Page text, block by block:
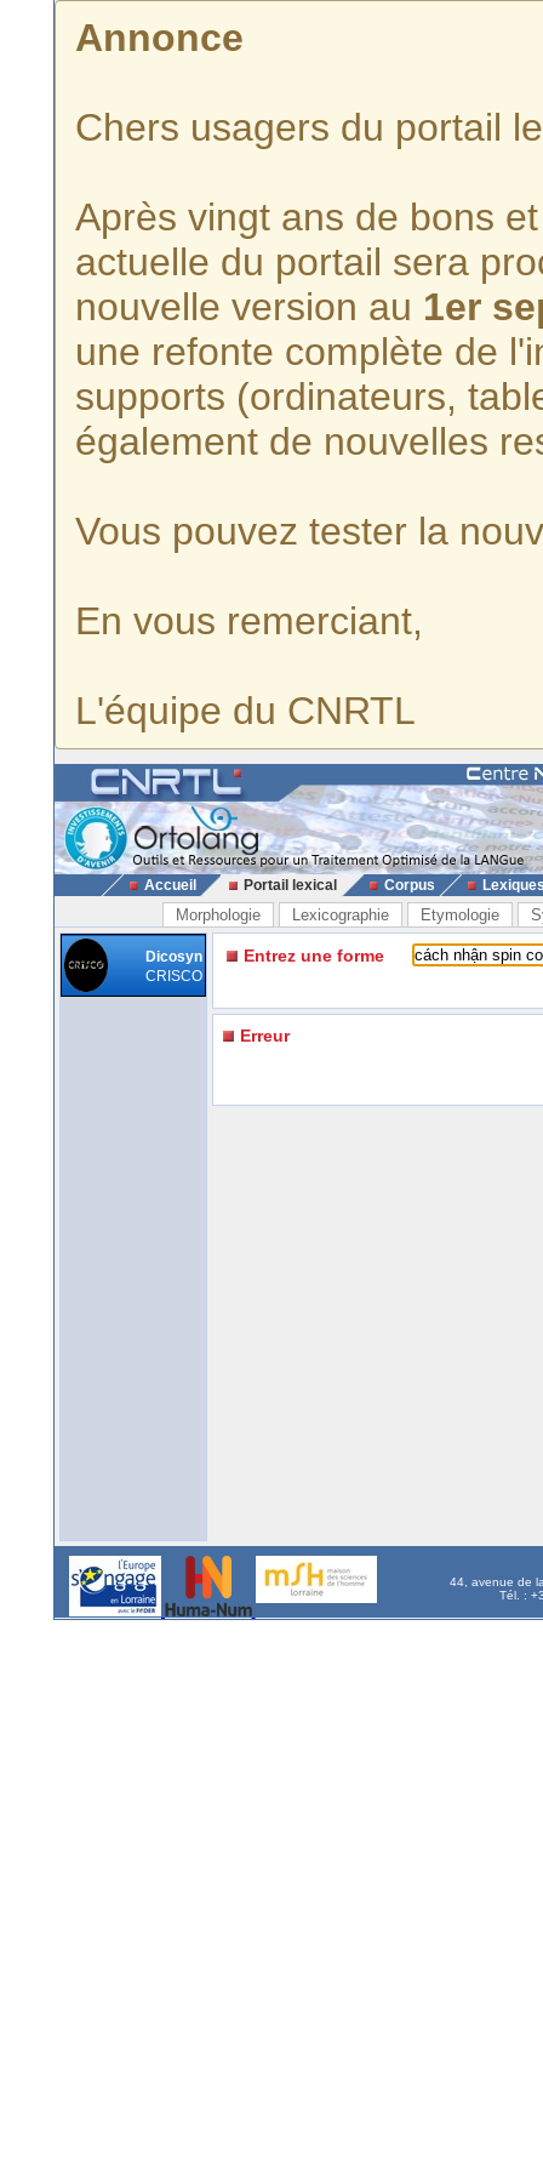
Annonce
Chers usagers du portail
Après vingt ans de bons
actuelle du portail sera
nouvelle version au 1er
une refonte complète de
supports (ordinateurs,
également de nouvelles
Vous pouvez tester la
En vous remerciant,
L'équipe du CNRTL
Accueil Portail lexical Corpus
Morphologie Lexicographie Etymologie
Dicosyn
CRISCO
Entrez une forme
Erreur
44, avenue de
Tél. :